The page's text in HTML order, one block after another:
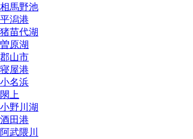
相馬野池
平潟港
猪苗代湖
曽原湖
郡山市
寝屋港
小名浜
閖上
小野川湖
酒田港
阿武隈川